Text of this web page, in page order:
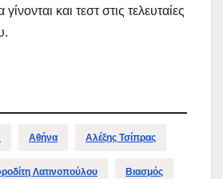
και τεστ στις τελευταίες
Αθήνα Αλέξης Τσίπρας
Λατινοπούλου Βιασμός